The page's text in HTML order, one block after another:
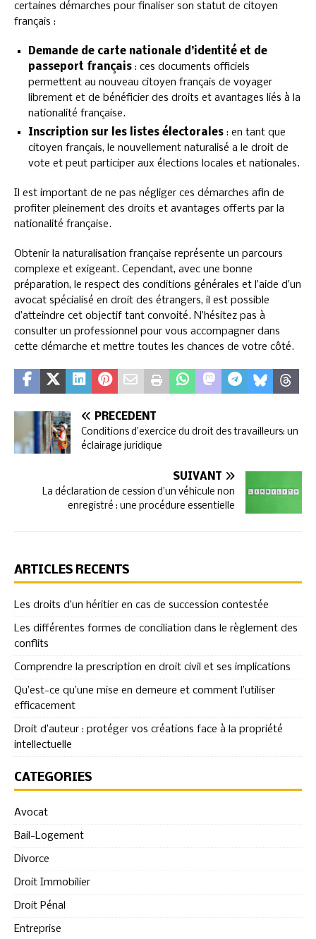
certaines démarches pour finaliser son statut de citoyen
français :
Demande de carte nationale d’identité et de
passeport français : ces documents officiels
permettent au nouveau citoyen français de voyager
librement et de bénéficier des droits et avantages liés à la
nationalité française.
Inscription sur les listes électorales : en tant que
citoyen français, le nouvellement naturalisé a le droit de
vote et peut participer aux élections locales et nationales.
Il est important de ne pas négliger ces démarches afin de
profiter pleinement des droits et avantages offerts par la
nationalité française.
Obtenir la naturalisation française représente un parcours
complexe et exigeant. Cependant, avec une bonne
préparation, le respect des conditions générales et l’aide d’un
avocat spécialisé en droit des étrangers, il est possible
d’atteindre cet objectif tant convoité. N’hésitez pas à
consulter un professionnel pour vous accompagner dans
cette démarche et mettre toutes les chances de votre côté.
PRÉCÉDENT
Conditions d’exercice du droit des travailleurs: un
éclairage juridique
SUIVANT
La déclaration de cession d’un véhicule non
enregistré : une procédure essentielle
ARTICLES RÉCENTS
Les droits d’un héritier en cas de succession contestée
Les différentes formes de conciliation dans le règlement des
conflits
Comprendre la prescription en droit civil et ses implications
Qu’est-ce qu’une mise en demeure et comment l’utiliser
efficacement
Droit d’auteur : protéger vos créations face à la propriété
intellectuelle
CATÉGORIES
Avocat
Bail-Logement
Divorce
Droit Immobilier
Droit Pénal
Entreprise